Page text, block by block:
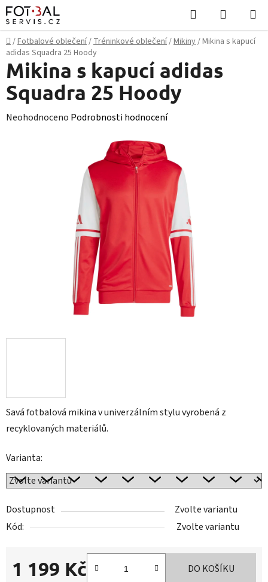
Přejít
na
obsah
Hledat
KOŠÍK
Domů
/Fotbalové oblečení/Tréninkové oblečení/Mikiny/Mikina s kapucí
adidas Squadra 25 Hoody
Savá fotbalová mikina v univerzálním stylu vyrobená z
recyklovaných materiálů.
Varianta:
Dostupnost
Zvolte variantu
Kód:
Zvolte variantu
1 199 Kč DO KOŠÍKU
Mikina s kapucí adidas
Squadra 25 Hoody
Průměrné
Neohodnoceno Podrobnosti hodnocení